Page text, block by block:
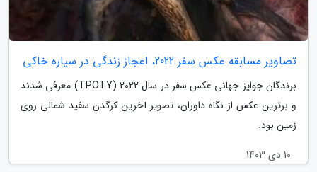
تصاویر مسابقه عکس سفر 2022، اعجاز زندگی در سیاره خاکی
برندگان جوایز جهانی عکس سفر در سال 2022 (TPOTY) معرفی شدند
و برترین عکس از نگاه داوران، تصویر آخرین کرگدن سفید شمالی روی
زمین بود.
10 دی 1403